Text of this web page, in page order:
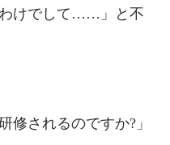
けでして……」と不
修されるのですか?」